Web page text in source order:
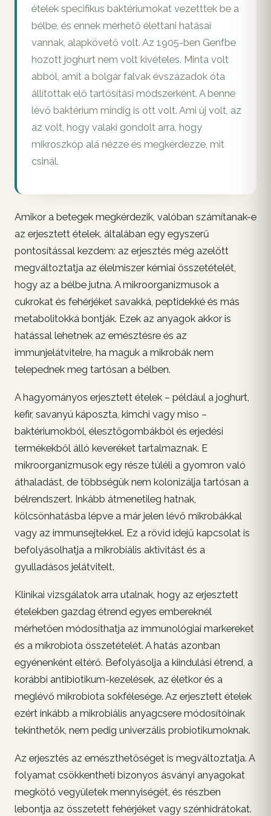
ételek specifikus baktériumokat vezetttek be a
bélbe, és ennek mérhető élettani hatásai
vannak, alapkövető volt. Az 1905-ben Genfbe
hozott joghurt nem volt kivételes. Minta volt
abból, amit a bolgár falvak évszázadok óta
állítottak elő tartósítási módszerként. A benne
lévő baktérium mindig is ott volt. Ami új volt, az
az volt, hogy valaki gondolt arra, hogy
mikroszkóp alá nézze és megkérdezze, mit
csinál.
Amikor a betegek megkérdezik, valóban számítanak-e
az erjesztett ételek, általában egy egyszerű
pontosítással kezdem: az erjesztés még azelőtt
megváltoztatja az élelmiszer kémiai összetételét,
hogy az a bélbe jutna. A mikroorganizmusok a
cukrokat és fehérjéket savakká, peptidekké és más
metabolitokká bontják. Ezek az anyagok akkor is
hatással lehetnek az emésztésre és az
immunjelátvitelre, ha maguk a mikrobák nem
telepednek meg tartósan a bélben.
A hagyományos erjesztett ételek – például a joghurt,
kefir, savanyú káposzta, kimchi vagy miso –
baktériumokból, élesztőgombákból és erjedési
termékekből álló keveréket tartalmaznak. E
mikroorganizmusok egy része túléli a gyomron való
áthaladást, de többségük nem kolonizálja tartósan a
bélrendszert. Inkább átmenetileg hatnak,
kölcsönhatásba lépve a már jelen lévő mikrobákkal
vagy az immunsejtekkel. Ez a rövid idejű kapcsolat is
befolyásolhatja a mikrobiális aktivitást és a
gyulladásos jelátvitelt.
Klinikai vizsgálatok arra utalnak, hogy az erjesztett
ételekben gazdag étrend egyes embereknél
mérhetően módosíthatja az immunológiai markereket
és a mikrobiota összetételét. A hatás azonban
egyénenként eltérő. Befolyásolja a kiindulási étrend, a
korábbi antibiotikum-kezelések, az életkor és a
meglévő mikrobiota sokfélesége. Az erjesztett ételek
ezért inkább a mikrobiális anyagcsere módosítóinak
tekinthetők, nem pedig univerzális probiotikumoknak.
Az erjesztés az emészthetőséget is megváltoztatja. A
folyamat csökkentheti bizonyos ásványi anyagokat
megkötő vegyületek mennyiségét, és részben
lebontja az összetett fehérjéket vagy szénhidrátokat.